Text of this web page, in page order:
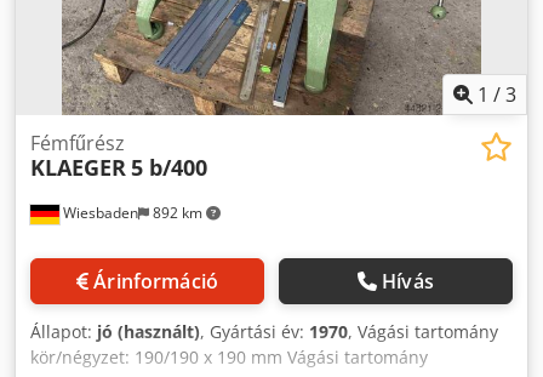
1 /3
Wiesbaden 892 km
Fémfűrész
KLAEGER5 b/400
Árinformáció Hívás
Állapot: jó (használt), Gyártási év: 1970, Vágási tartomány
kör/négyzet: 190/190 x 190 mm Vágási tartomány